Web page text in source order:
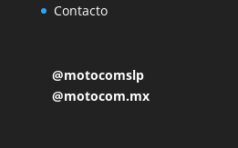
Contacto
@motocomslp
@motocom.mx